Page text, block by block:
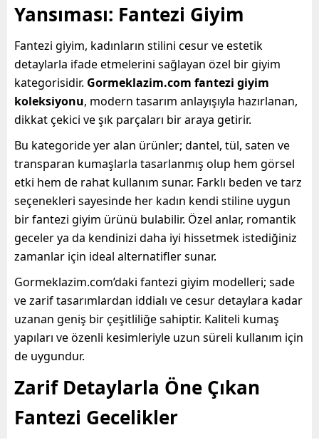
Yansıması: Fantezi Giyim
Fantezi giyim, kadınların stilini cesur ve estetik
detaylarla ifade etmelerini sağlayan özel bir giyim
kategorisidir. Gormeklazim.com fantezi giyim
koleksiyonu, modern tasarım anlayışıyla hazırlanan,
dikkat çekici ve şık parçaları bir araya getirir.
Bu kategoride yer alan ürünler; dantel, tül, saten ve
transparan kumaşlarla tasarlanmış olup hem görsel
etki hem de rahat kullanım sunar. Farklı beden ve tarz
seçenekleri sayesinde her kadın kendi stiline uygun
bir fantezi giyim ürünü bulabilir. Özel anlar, romantik
geceler ya da kendinizi daha iyi hissetmek istediğiniz
zamanlar için ideal alternatifler sunar.
Gormeklazim.com’daki fantezi giyim modelleri; sade
ve zarif tasarımlardan iddialı ve cesur detaylara kadar
uzanan geniş bir çeşitliliğe sahiptir. Kaliteli kumaş
yapıları ve özenli kesimleriyle uzun süreli kullanım için
de uygundur.
Zarif Detaylarla Öne Çıkan
Fantezi Gecelikler